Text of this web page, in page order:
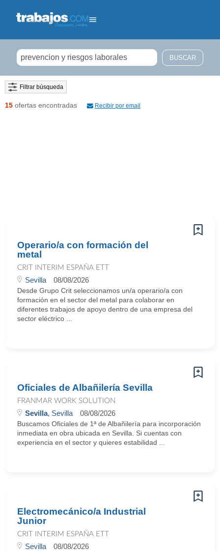
Filtrar búsqueda
15 ofertas encontradas Recibir por email
Operario/a con formación del
metal
CRIT INTERIM ESPAÑA ETT
Sevilla 08/08/2026
Desde Grupo Crit seleccionamos un/a operario/a con
formación en el sector del metal para colaborar en
diferentes trabajos de apoyo dentro de una empresa del
sector eléctrico ...
Oficiales de Albañilería Sevilla
FRANMAR WORK SOLUTION
Sevilla, Sevilla 08/08/2026
Buscamos Oficiales de 1ª de Albañilería para incorporación
inmediata en obra ubicada en Sevilla. Si cuentas con
experiencia en el sector y quieres estabilidad ...
Electromecánico/a Industrial
Junior
CRIT INTERIM ESPAÑA ETT
Sevilla 08/08/2026